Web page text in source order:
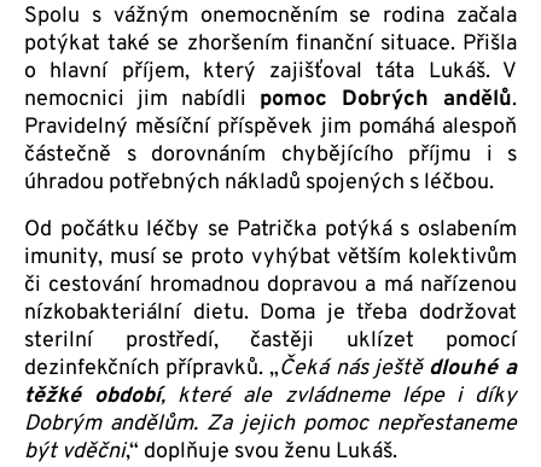
Spolu s vážným onemocněním se rodina začala
potýkat také se zhoršením finanční situace. Přišla
o hlavní příjem, který zajišťoval táta Lukáš. V
nemocnici jim nabídli pomoc Dobrých andělů.
Pravidelný měsíční příspěvek jim pomáhá alespoň
částečně s dorovnáním chybějícího příjmu i s
úhradou potřebných nákladů spojených s léčbou.
Od počátku léčby se Patrička potýká s oslabením
imunity, musí se proto vyhýbat větším kolektivům
či cestování hromadnou dopravou a má nařízenou
nízkobakteriální dietu. Doma je třeba dodržovat
sterilní prostředí, častěji uklízet pomocí
dezinfekčních přípravků. „Čeká nás ještědlouhé a
těžké období, které ale zvládneme lépe i díky
Dobrým andělům. Za jejich pomoc nepřestaneme
být vděčni,“ doplňuje svou ženu Lukáš.